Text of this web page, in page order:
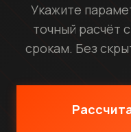
Укажите
точный расчёт
срокам. Без